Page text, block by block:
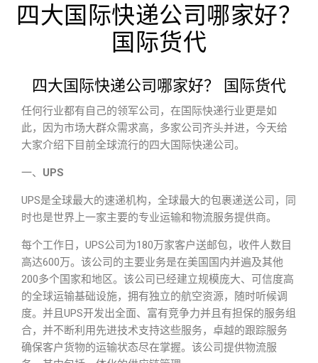
四大国际快递公司哪家好？
国际货代
四大国际快递公司哪家好？ 国际货代
任何行业都有自己的领军公司，在国际快递行业更是如
此，因为市场大群众需求高，多家公司齐头并进，今天给
大家介绍下目前全球流行的四大国际快递公司。
一、 UPS
UPS是全球最大的速递机构，全球最大的包裹递送公司，同
时也是世界上一家主要的专业运输和物流服务提供商。
每个工作日，UPS公司为180万家客户送邮包，收件人数目
高达600万。该公司的主要业务是在美国国内并遍及其他
200多个国家和地区。该公司已经建立规模庞大、可信度高
的全球运输基础设施，拥有独立的航空资源，随时听候调
度。并且UPS开发出全面、富有竞争力并且有担保的服务组
合，并不断利用先进技术支持这些服务，卓越的跟踪服务
确保客户货物的运输状态尽在掌握。该公司提供物流服